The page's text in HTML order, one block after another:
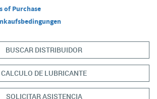
of Purchase
BUSCAR DISTRIBUIDOR
CALCULO DE LUBRICANTE
SOLICITAR ASISTENCIA